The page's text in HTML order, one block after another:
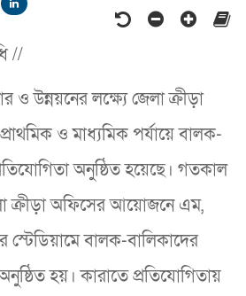
//
ও উন্নয়নের লক্ষ্যে জেলা ক্রীড়া
ও মাধ্যমিক পর্যায়ে বালক-
অনুষ্ঠিত হয়েছে। গতকাল
ক্রীড়া অফিসের আয়োজনে এম,
বালক-বালিকাদের
হয়। কারাতে প্রতিযোগিতায়